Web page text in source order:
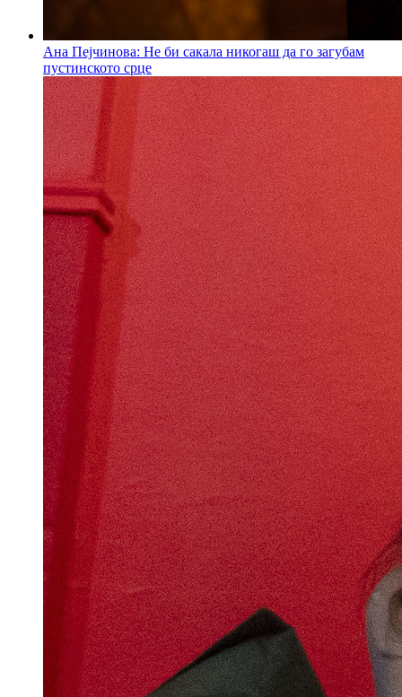
Ана Пејчинова: Не би сакала никогаш да го загубам
пустинското срце